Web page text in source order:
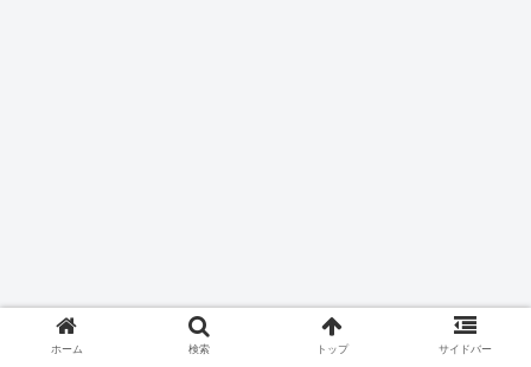
ホーム 検索 トップ サイドバー